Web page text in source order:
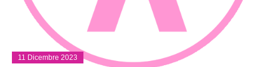
11 Dicembre 2023